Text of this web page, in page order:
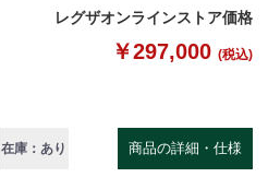
レグザオンラインストア価格
￥297,000 (税込)
在庫：あり 商品の詳細・仕様